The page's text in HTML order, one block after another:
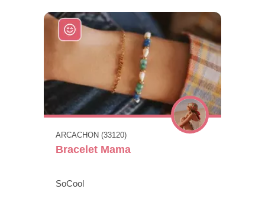
ARCACHON (33120)
Bracelet Mama
SoCool